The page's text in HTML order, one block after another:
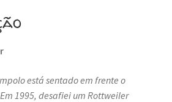
está sentado em frente o
1995, desafiei um Rottweiler